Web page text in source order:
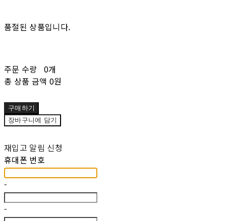
품절된 상품입니다.
주문 수량 0개
총 상품 금액 0원
구매하기
장바구니에 담기
재입고 알림 신청
휴대폰 번호
-
-